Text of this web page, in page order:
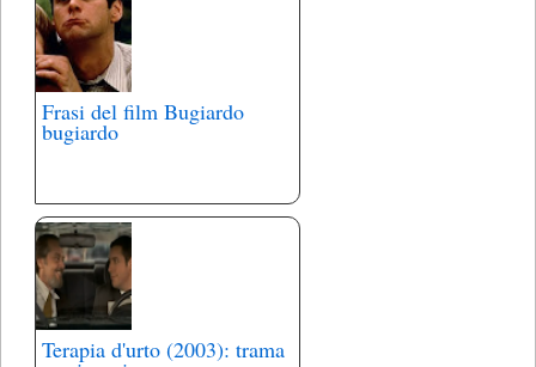
Frasi del film Bugiardo
bugiardo
Terapia d'urto (2003): trama